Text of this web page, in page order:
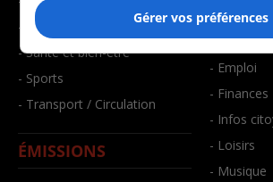
- Faits divers
- Santé et bien-être
- Sports
- Transport / Circulation
ÉMISSIONS
- Art de
- Bien-être
- Emploi
- Finances
- Infos
- Loisirs
- Musique
Gérer vos préférences